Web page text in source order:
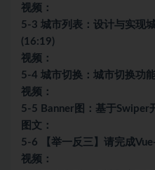
视频：
5-3 城市列表：设计与实现
(16:19)
视频：
5-4 城市切换：城市切换功
视频：
5-5 Banner图：基于Swiper
图文：
5-6 【举一反三】请完成
视频：